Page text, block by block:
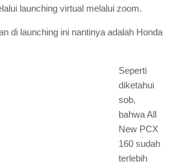
launching virtual melalui zoom.
di launching ini nantinya adalah Honda
Seperti
diketahui
sob,
bahwa All
New PCX
160 sudah
terlebih